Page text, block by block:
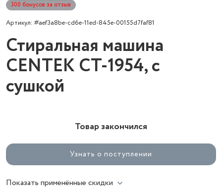
300 бонусов за отзыв
Артикул: #aef3a8be-cd6e-11ed-845e-00155d7faf81
Стиральная машина
CENTEK CT-1954, с
сушкой
Товар закончился
Узнать о поступлении
Показать применённые скидки